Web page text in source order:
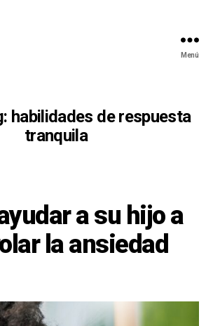
Menú
habilidades de respuesta
tranquila
a su hijo a
la ansiedad